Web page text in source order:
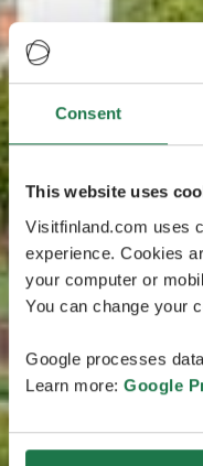
Consent
This website uses
Visitfinland.com uses
experience. Cookies
your computer or
You can change your
Google processes
Learn more: Google